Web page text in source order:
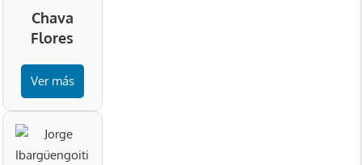
Chava
Flores
Ver más